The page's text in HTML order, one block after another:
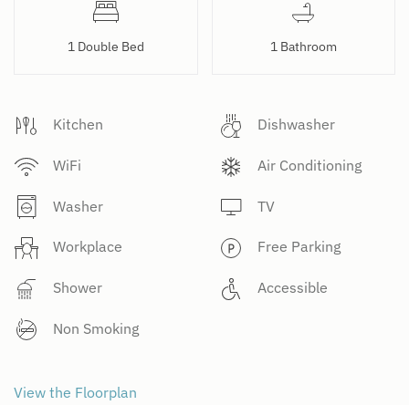
1 Double Bed 1 Bathroom
Kitchen Dishwasher
WiFi Air Conditioning
Washer TV
Workplace Free Parking
Shower Accessible
Non Smoking
View the Floorplan